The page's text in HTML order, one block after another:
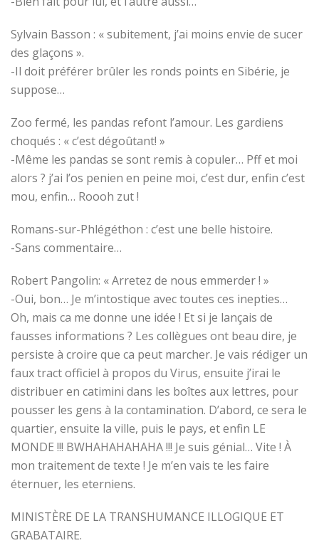
Sylvain Basson : « subitement, j’ai moins envie de sucer
des glaçons ».
-Il doit préférer brûler les ronds points en Sibérie, je
suppose…
Zoo fermé, les pandas refont l’amour. Les gardiens
choqués : « c’est dégoûtant! »
-Même les pandas se sont remis à copuler… Pff et moi
alors ? j’ai l’os penien en peine moi, c’est dur, enfin c’est
mou, enfin… Roooh zut !
Romans-sur-Phlégéthon : c’est une belle histoire.
-Sans commentaire…
Robert Pangolin: « Arretez de nous emmerder ! »
-Oui, bon… Je m’intostique avec toutes ces inepties…
Oh, mais ca me donne une idée ! Et si je lançais de
fausses informations ? Les collègues ont beau dire, je
persiste à croire que ca peut marcher. Je vais rédiger un
faux tract officiel à propos du Virus, ensuite j’irai le
distribuer en catimini dans les boîtes aux lettres, pour
pousser les gens à la contamination. D’abord, ce sera le
quartier, ensuite la ville, puis le pays, et enfin LE
MONDE !!! BWHAHAHAHAHA !!! Je suis génial… Vite ! À
mon traitement de texte ! Je m’en vais te les faire
éternuer, les eterniens.
MINISTÈRE DE LA TRANSHUMANCE ILLOGIQUE ET
GRABATAIRE.